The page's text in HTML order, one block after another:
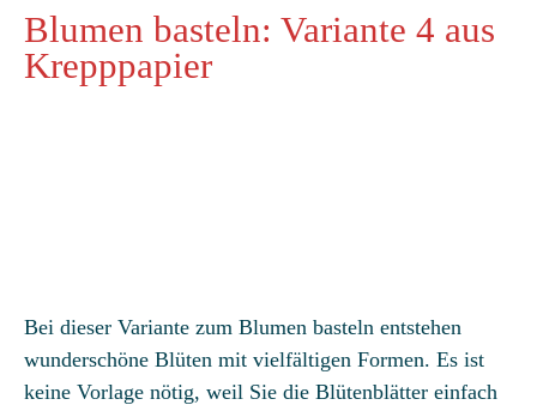
Blumen basteln: Variante 4 aus
Krepppapier
Bei dieser Variante zum Blumen basteln entstehen
wunderschöne Blüten mit vielfältigen Formen. Es ist
keine Vorlage nötig, weil Sie die Blütenblätter einfach